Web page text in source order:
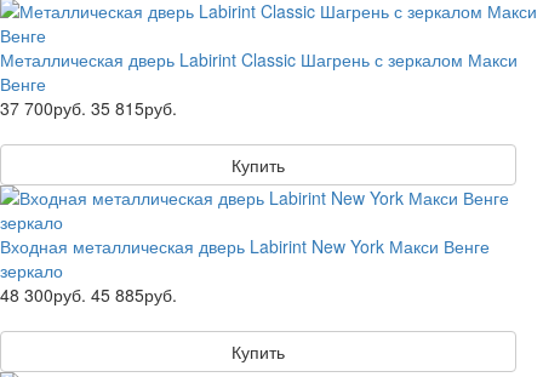
Металлическая дверь Labirint Classic Шагрень с зеркалом Макси
Венге
37 700руб. 35 815руб.
Купить
Входная металлическая дверь Labirint New York Макси Венге
зеркало
48 300руб. 45 885руб.
Купить